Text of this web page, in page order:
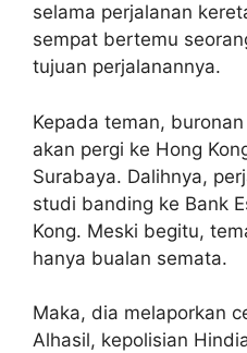
selama perjalanan
sempat bertemu
tujuan perjalanannya.
Kepada teman,
akan pergi ke Hong
Surabaya. Dalihnya,
studi banding ke Bank
Kong. Meski begitu,
hanya bualan semata.
Maka, dia melaporkan
Alhasil, kepolisian